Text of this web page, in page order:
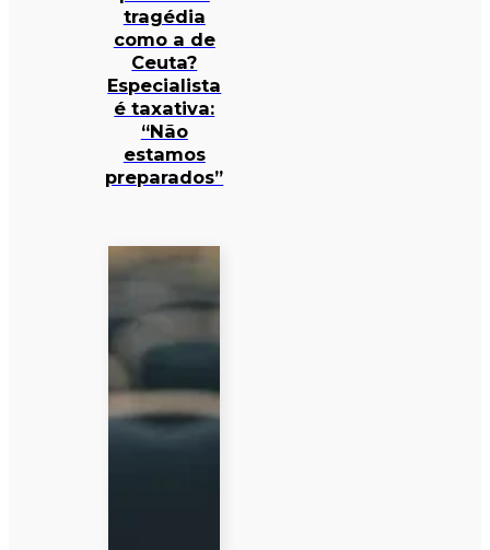
tragédia
como a de
Ceuta?
Especialista
é taxativa:
“Não
estamos
preparados”